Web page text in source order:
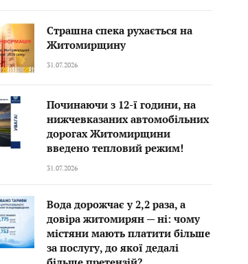
Страшна спека рухається на
Житомирщину
31.07.2026
Починаючи з 12-ї години, на
нижчевказаних автомобільних
дорогах Житомирщини
введено тепловий режим!
31.07.2026
Вода дорожчає у 2,2 раза, а
довіра житомирян — ні: чому
містяни мають платити більше
за послугу, до якої дедалі